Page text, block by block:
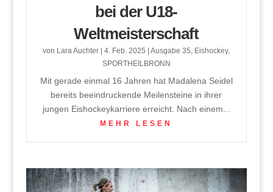
bei der U18-
Weltmeisterschaft
von Lara Auchter |4. Feb. 2025 |Ausgabe 35, Eishockey,
SPORTHEILBRONN
Mit gerade einmal 16 Jahren hat Madalena Seidel
bereits beeindruckende Meilensteine in ihrer
jungen Eishockeykarriere erreicht. Nach einem...
MEHR LESEN